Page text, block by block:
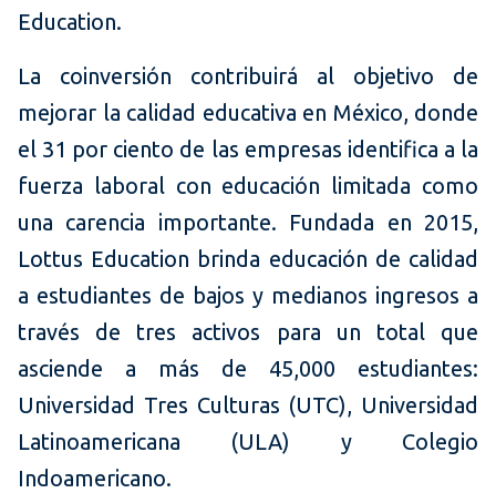
Education.
La coinversión contribuirá al objetivo de
mejorar la calidad educativa en México, donde
el 31 por ciento de las empresas identifica a la
fuerza laboral con educación limitada como
una carencia importante. Fundada en 2015,
Lottus Education brinda educación de calidad
a estudiantes de bajos y medianos ingresos a
través de tres activos para un total que
asciende a más de 45,000 estudiantes:
Universidad Tres Culturas (UTC), Universidad
Latinoamericana (ULA) y Colegio
Indoamericano.